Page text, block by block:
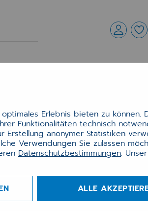
(3k5)
Erlebnis bieten zu können.
Funktionalitäten technisch
Erstellung anonymer Statistiken
Verwendungen Sie zulassen
Datenschutzbestimmungen.
ALLE